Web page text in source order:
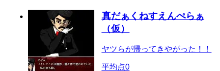
真だぁくねすえんぺらぁ
（仮）
ヤツらが帰ってきやがった！！
平均点0